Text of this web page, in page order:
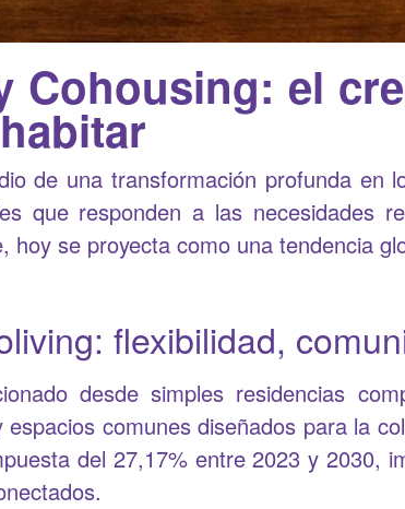
Cohousing: el
de una transformación profunda en
que responden a las necesidades
hoy se proyecta como una tendencia
flexibilidad,
desde simples residencias
comunes diseñados para la
del 27,17% entre 2023 y 2030,